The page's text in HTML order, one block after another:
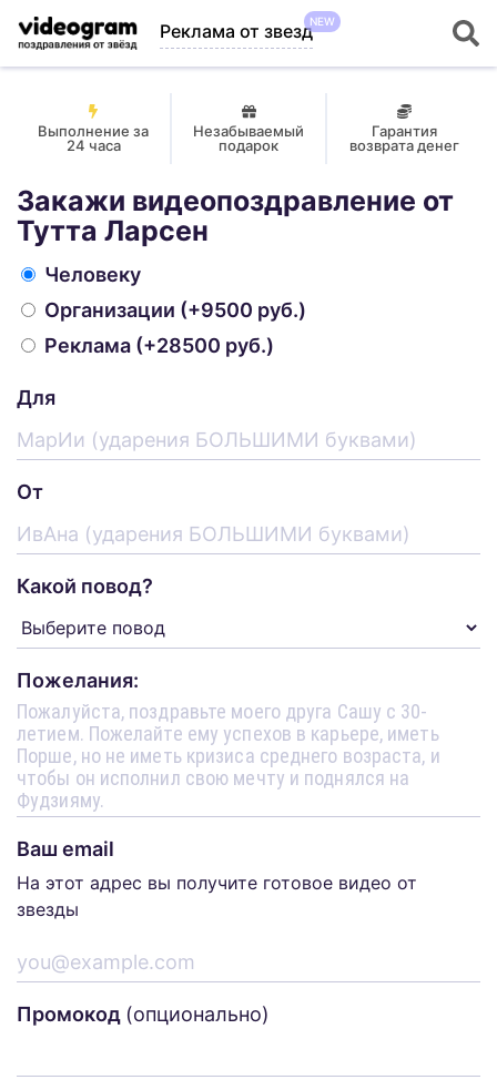
Реклама от звездNEW
Выполнение за
24 часа
Незабываемый
подарок
Гарантия
возврата денег
Закажи видеопоздравление от
Тутта Ларсен
Человеку
Организации (+9500 руб.)
Реклама (+28500 руб.)
Для
От
Какой повод?
Пожелания:
Ваш email
На этот адрес вы получите готовое видео от
звезды
Промокод (опционально)